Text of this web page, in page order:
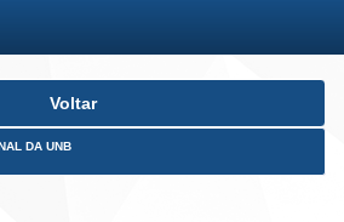
Voltar
DA UNB